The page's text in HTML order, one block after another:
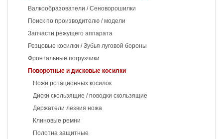
Валкообразователи / Сеноворошилки
Поиск по производителю / модели
Запчасти режущего аппарата
Резцовые косилки / Зубья луговой бороны
Фронтальные погрузчики
Поворотные и дисковые косилки
Ножи ротационных косилок
Диски скользящие / поводки скользящие
Держатели лезвия ножа
Клиновые ремни
Полотна защитные